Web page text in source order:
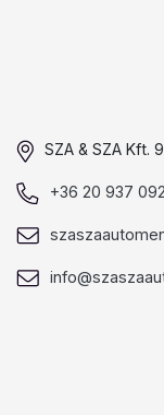
SZA & SZA Kft.
+36 20 937